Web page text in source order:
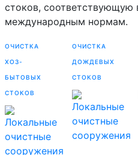
стоков, соответствующую
международным нормам.
ОЧИСТКА
ХОЗ-
БЫТОВЫХ
СТОКОВ
ОЧИСТКА
ДОЖДЕВЫХ
СТОКОВ